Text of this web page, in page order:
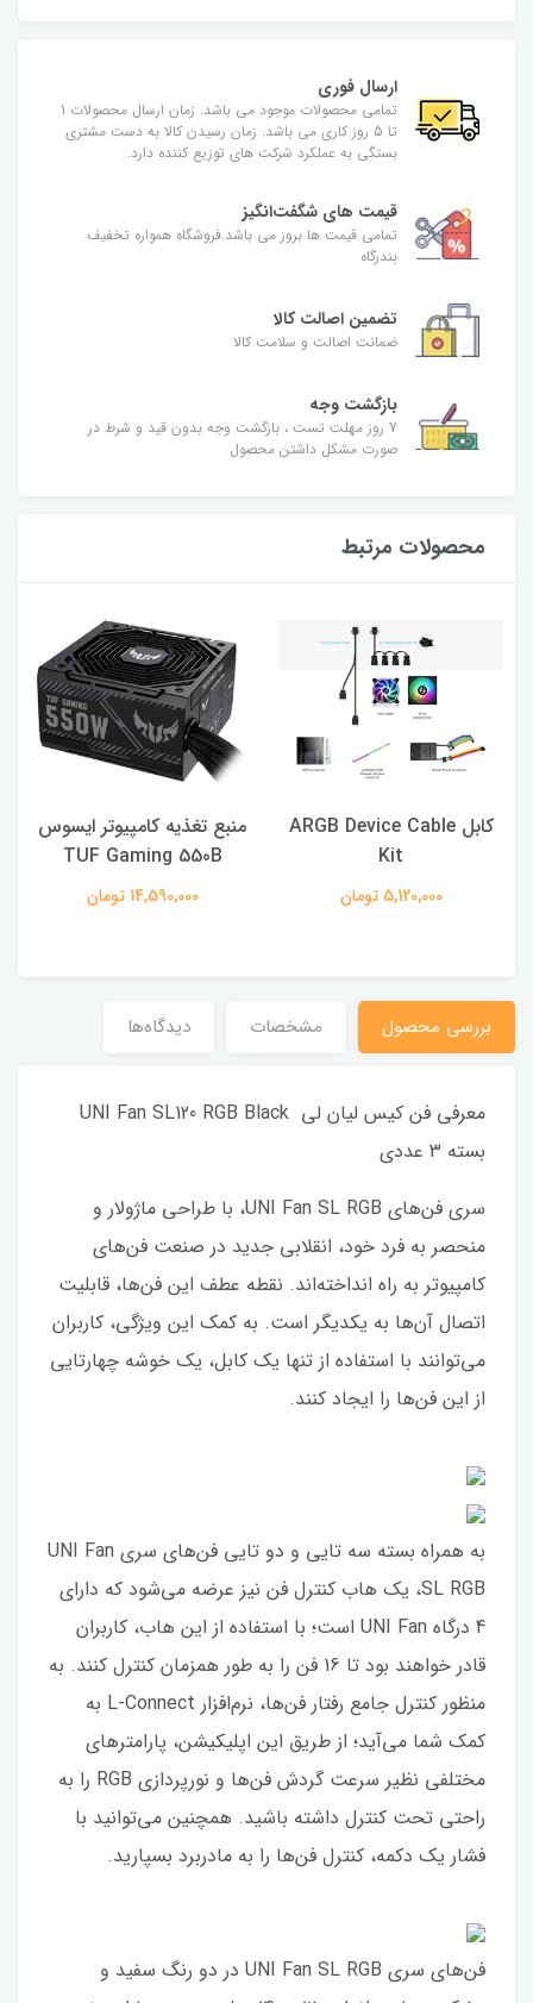
ارسال فوری
تمامی محصولات موجود می باشد. زمان ارسال محصولات 1
تا 5 روز کاری می باشد. زمان رسیدن کالا به دست مشتری
بستگی به عملکرد شرکت های توزیع کننده دارد.
قیمت های شگفت‌انگیز
تمامی قیمت ها بروز می باشد.فروشگاه همواره تخفیف
بندرگاه
تضمین اصالت کالا
ضمانت اصالت و سلامت کالا
بازگشت وجه
7 روز مهلت تست ، بازگشت وجه بدون قید و شرط در
صورت مشکل داشتن محصول
محصولات مرتبط
كابل ARGB Device Cable
Kit
5,120,000 تومان
منبع تغذیه کامپیوتر ایسوس
TUF Gaming 550B
14,590,000 تومان
بررسي محصول مشخصات دیدگاه‌ها
معرفی فن کیس لیان لی UNI Fan SL120 RGB Black
بسته 3 عددی
سری فن‌های UNI Fan SL RGB، با طراحی ماژولار و
منحصر به فرد خود، انقلابی جدید در صنعت فن‌های
کامپیوتر به راه انداخته‌اند. نقطه عطف این فن‌ها، قابلیت
اتصال آن‌ها به یکدیگر است. به کمک این ویژگی، کاربران
می‌توانند با استفاده از تنها یک کابل، یک خوشه چهارتایی
از این فن‌ها را ایجاد کنند.
به همراه بسته سه تایی و دو تایی فن‌های سری UNI Fan
SL RGB، یک هاب کنترل فن نیز عرضه می‌شود که دارای
4 درگاه UNI Fan است؛ با استفاده از این هاب، کاربران
قادر خواهند بود تا 16 فن را به طور همزمان کنترل کنند. به
منظور کنترل جامع رفتار فن‌ها، نرم‌افزار L-Connect به
کمک شما می‌آید؛ از طریق این اپلیکیشن، پارامترهای
مختلفی نظیر سرعت گردش فن‌ها و نورپردازی RGB را به
راحتی تحت کنترل داشته باشید. همچنین می‌توانید با
فشار یک دکمه، کنترل فن‌ها را به مادربرد بسپارید.
فن‌های سری UNI Fan SL RGB در دو رنگ سفید و